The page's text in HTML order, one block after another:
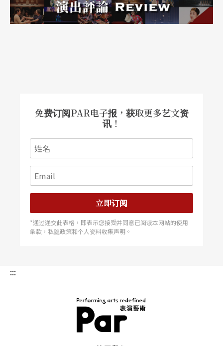
家。」柯锡杰非为年少狂狷，他有个永远不羁的灵
魂，不仅存在于他的摄影之眼，也在他的身体舞细
者。」柯锡杰笑说自己有舞者的细胞，听到佛朗明
生动描述：「有次我们在纽约看西班牙舞表演，看
完后，他一边下地铁楼梯，一边双手平举，比出佛
朗明哥手势，车站里的黑人还跟他对跳呢！」柯锡
杰热情，是那种观赏节目后会激动地跑到后台，拥
抱舞者的艺术家。这份直接而纯粹的烂漫生命，让
年新闻局采用为国家形象广告）、一九九三年刊登
杂志的国家形象跨页广告《蝴蝶》。
《蝴蝶》是柯锡杰与樊洁兮携手的杰作，两人自行
设计的蝴蝶翅膀、花好几个钟头的试穿、一次次试
免费订阅PAR电子报，获取更多艺文资
讯！
立即订阅
*通过递交此表格，即表示您接受并同意已阅读本网站的使用
条款，私隐政策和个人资料收集声明。
:::